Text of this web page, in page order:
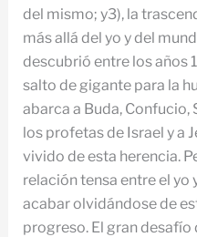
del mismo; y3), la
más allá del yo y del
descubrió entre los años
salto de gigante para la
abarca a Buda,
los profetas de Israel y a
vivido de esta herencia.
relación tensa entre el yo
acabar olvidándose de
progreso. El gran desafío